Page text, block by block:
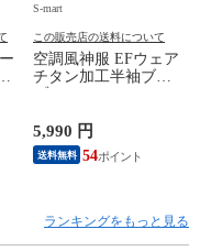
S-mart
この販売店の送料について
空調風神服 EFウェア
チタン加工半袖ブル
ジャケット 遮熱 作
業服 作業着 上着 ア
タックベース KF100
5,990 円
送料無料 54
ランキングをもっと見る